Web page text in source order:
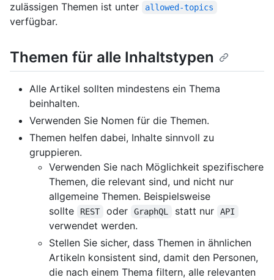
zulässigen Themen ist unter
allowed-topics
verfügbar.
Themen für alle Inhaltstypen
Alle Artikel sollten mindestens ein Thema
beinhalten.
Verwenden Sie Nomen für die Themen.
Themen helfen dabei, Inhalte sinnvoll zu
gruppieren.
Verwenden Sie nach Möglichkeit spezifischere
Themen, die relevant sind, und nicht nur
allgemeine Themen. Beispielsweise
sollte
REST oder GraphQL statt nur API
verwendet werden.
Stellen Sie sicher, dass Themen in ähnlichen
Artikeln konsistent sind, damit den Personen,
die nach einem Thema filtern, alle relevanten